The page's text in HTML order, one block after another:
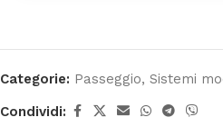
Categorie: Passeggio, Sistemi
Condividi: